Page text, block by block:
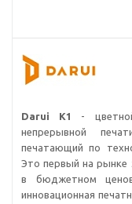
Darui K1
-
непрерывной
печатающий по
Это первый на рынке
в бюджетном
инновационная